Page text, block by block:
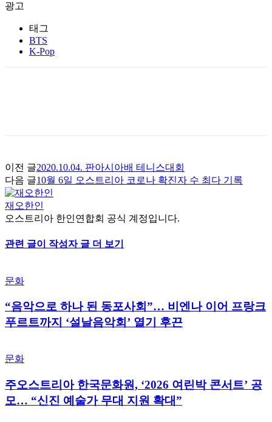
광고
태그
BTS
K-Pop
이전 글2020.10.04. 판아시아배 테니스대회
다음 글10월 6일 오스트리아 코로나 확진자 수 최다 기록
재오한인
오스트리아 한인연합회 공식 계정입니다.
관련 글이 작성자 글 더 보기
문화
“음악으로 하나 된 동포사회”… 비엔나 이어 프랑크
푸르트까지 ‘설날음악회’ 열기 후끈
문화
주오스트리아 한국문화원, ‘2026 여린박 콘서트’ 공
모… “신진 예술가 무대 지원 확대”